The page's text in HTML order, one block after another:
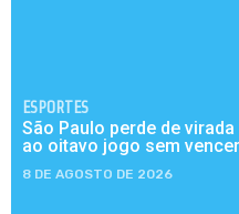
ESPORTES
São Paulo perde de
ao oitavo jogo sem
8 DE AGOSTO DE 2026